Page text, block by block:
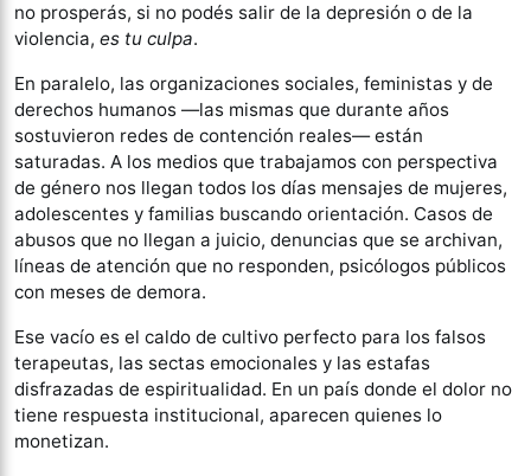
no prosperás, si no podés salir de la depresión o de la
violencia, es tu culpa.
En paralelo, las organizaciones sociales, feministas y de
derechos humanos —las mismas que durante años
sostuvieron redes de contención reales— están
saturadas. A los medios que trabajamos con perspectiva
de género nos llegan todos los días mensajes de mujeres,
adolescentes y familias buscando orientación. Casos de
abusos que no llegan a juicio, denuncias que se archivan,
líneas de atención que no responden, psicólogos públicos
con meses de demora.
Ese vacío es el caldo de cultivo perfecto para los falsos
terapeutas, las sectas emocionales y las estafas
disfrazadas de espiritualidad. En un país donde el dolor no
tiene respuesta institucional, aparecen quienes lo
monetizan.